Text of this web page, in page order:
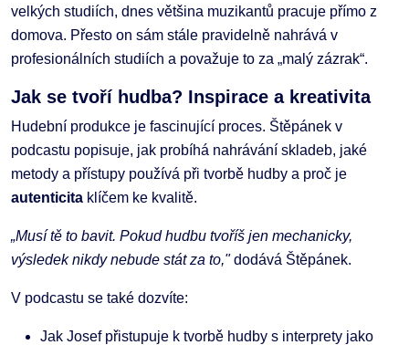
velkých studiích, dnes většina muzikantů pracuje přímo z
domova. Přesto on sám stále pravidelně nahrává v
profesionálních studiích a považuje to za „malý zázrak“.
Jak se tvoří hudba? Inspirace a kreativita
Hudební produkce je fascinující proces. Štěpánek v
podcastu popisuje, jak probíhá nahrávání skladeb, jaké
metody a přístupy používá při tvorbě hudby a proč je
autenticita klíčem ke kvalitě.
„Musí tě to bavit. Pokud hudbu tvoříš jen mechanicky,
výsledek nikdy nebude stát za to,"dodává Štěpánek.
V podcastu se také dozvíte:
Jak Josef přistupuje k tvorbě hudby s interprety jako